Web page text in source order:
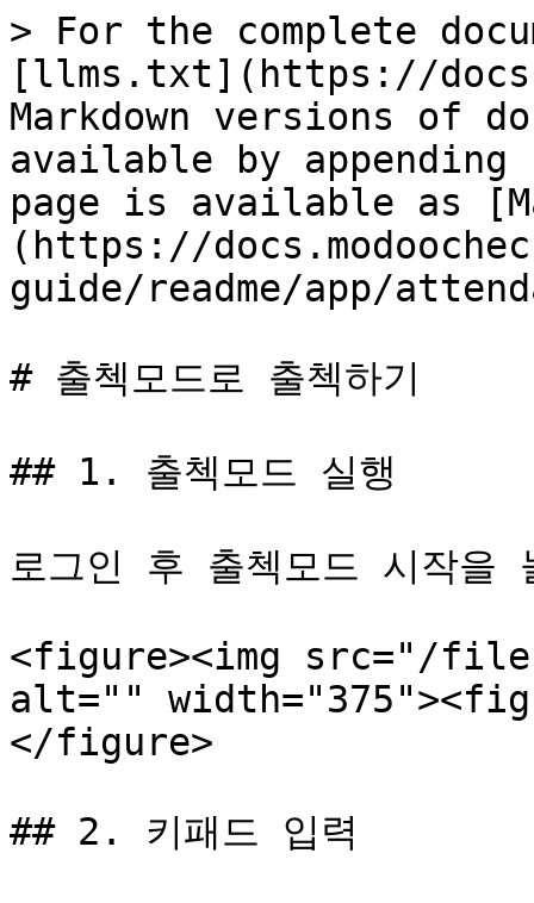
> For the complete
[llms.txt](https://
Markdown versions of
available by
page is available as
(https://
guide/readme/app/
# 출첵모드로 출첵하기
## 1. 출첵모드 실행
로그인 후 출첵모드 시작을
<figure><img src="/files/
alt=""
</figure>
## 2. 키패드 입력